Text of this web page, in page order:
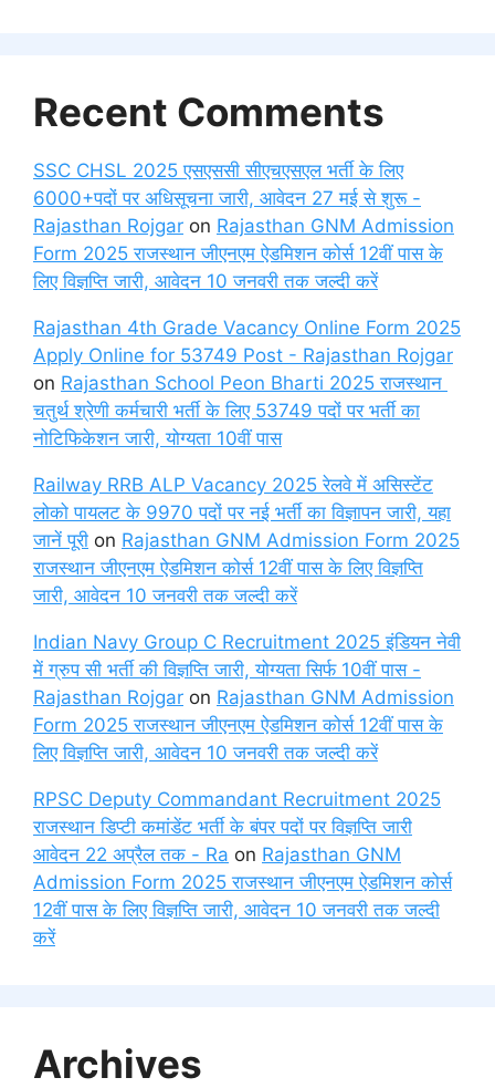
Recent Comments
SSC CHSL 2025 एसएससी सीएचएसएल भर्ती के लिए
6000+पदों पर अधिसूचना जारी, आवेदन 27 मई से शुरू -
Rajasthan Rojgar on Rajasthan GNM Admission
Form 2025 राजस्थान जीएनएम ऐडमिशन कोर्स 12वीं पास के
लिए विज्ञप्ति जारी, आवेदन 10 जनवरी तक जल्दी करें
Rajasthan 4th Grade Vacancy Online Form 2025
Apply Online for 53749 Post - Rajasthan Rojgar
on Rajasthan School Peon Bharti 2025 राजस्थान
चतुर्थ श्रेणी कर्मचारी भर्ती के लिए 53749 पदों पर भर्ती का
नोटिफिकेशन जारी, योग्यता 10वीं पास
Railway RRB ALP Vacancy 2025 रेलवे में असिस्टेंट
लोको पायलट के 9970 पदों पर नई भर्ती का विज्ञापन जारी, यहा
जानें पूरी on Rajasthan GNM Admission Form 2025
राजस्थान जीएनएम ऐडमिशन कोर्स 12वीं पास के लिए विज्ञप्ति
जारी, आवेदन 10 जनवरी तक जल्दी करें
Indian Navy Group C Recruitment 2025 इंडियन नेवी
में ग्रुप सी भर्ती की विज्ञप्ति जारी, योग्यता सिर्फ 10वीं पास -
Rajasthan Rojgar on Rajasthan GNM Admission
Form 2025 राजस्थान जीएनएम ऐडमिशन कोर्स 12वीं पास के
लिए विज्ञप्ति जारी, आवेदन 10 जनवरी तक जल्दी करें
RPSC Deputy Commandant Recruitment 2025
राजस्थान डिप्टी कमांडेंट भर्ती के बंपर पदों पर विज्ञप्ति जारी
आवेदन 22 अप्रैल तक - Ra on Rajasthan GNM
Admission Form 2025 राजस्थान जीएनएम ऐडमिशन कोर्स
12वीं पास के लिए विज्ञप्ति जारी, आवेदन 10 जनवरी तक जल्दी
करें
Archives